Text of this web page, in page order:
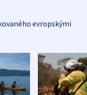
evropskými